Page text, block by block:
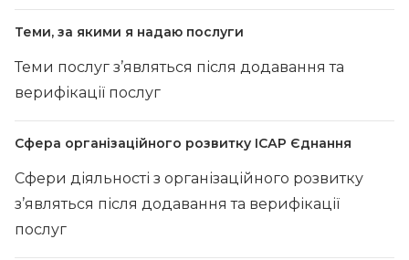
Теми, за якими я надаю послуги
Теми послуг з’являться після додавання та
верифікації послуг
Сфера організаційного розвитку ІСАР Єднання
Сфери діяльності з організаційного розвитку
з’являться після додавання та верифікації
послуг